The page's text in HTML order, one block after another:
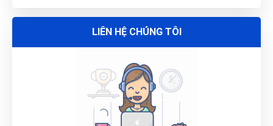
(Đánh giá 1 năm trước)
Phục vụ đúng hẹn, đúng giờ. Phong cách chuyên nghiệp
LIÊN HỆ CHÚNG TÔI